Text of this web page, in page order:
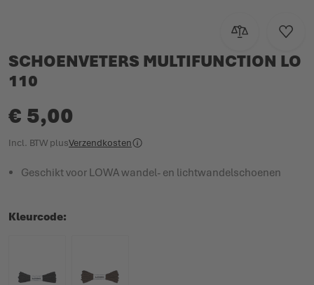
Toevoegen om
Voeg
SCHOENVETERS MULTIFUNCTION LO
110
€ 5,00
Incl. BTW plusVerzendkosten
Geschikt voor LOWA wandel- en lichtwandelschoenen
Kleurcode